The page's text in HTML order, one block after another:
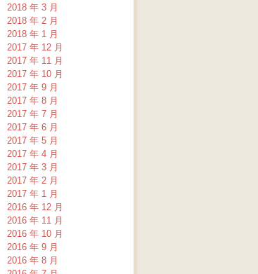
2018 年 3 月
2018 年 2 月
2018 年 1 月
2017 年 12 月
2017 年 11 月
2017 年 10 月
2017 年 9 月
2017 年 8 月
2017 年 7 月
2017 年 6 月
2017 年 5 月
2017 年 4 月
2017 年 3 月
2017 年 2 月
2017 年 1 月
2016 年 12 月
2016 年 11 月
2016 年 10 月
2016 年 9 月
2016 年 8 月